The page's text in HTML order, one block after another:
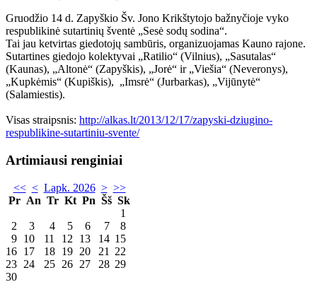
Gruodžio 14 d. Zapyškio Šv. Jono Krikštytojo bažnyčioje vyko
respublikinė sutartinių šventė „Sesė sodų sodina“.
Tai jau ketvirtas giedotojų sambūris, organizuojamas Kauno rajone.
Sutartines giedojo kolektyvai „Ratilio“ (Vilnius), „Sasutalas“
(Kaunas), „Altonė“ (Zapyškis), „Jorė“ ir „Viešia“ (Neveronys),
„Kupkėmis“ (Kupiškis), „Imsrė“ (Jurbarkas), „Vijūnytė“
(Salamiestis).
Visas straipsnis: http://alkas.lt/2013/12/17/zapyski-dziugino-
respublikine-sutartiniu-svente/
Artimiausi renginiai
<< < Lapk. 2026 > >>
Pr An Tr Kt Pn Šš Sk
1
2
3 4 5 6 7
8
9 10 11 12 13 14 15
16 17 18 19 20 21
22
23 24 25 26 27 28 29
30